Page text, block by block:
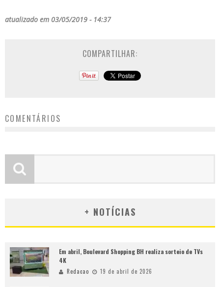
atualizado em 03/05/2019 - 14:37
COMPARTILHAR:
COMENTÁRIOS
+ NOTÍCIAS
Em abril, Boulevard Shopping BH realiza sorteio de TVs
4K
Redacao 19 de abril de 2026